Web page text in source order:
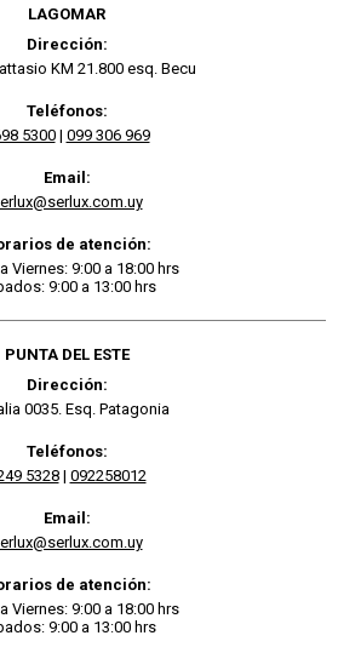
LAGOMAR
Dirección:
KM 21.800 esq. Becu
Teléfonos:
5300| 099 306 969
Email:
de atención:
Viernes: 9:00 a 18:00 hrs
9:00 a 13:00 hrs
PUNTA DEL ESTE
Dirección:
0035. Esq. Patagonia
Teléfonos:
5328| 092258012
Email:
de atención:
Viernes: 9:00 a 18:00 hrs
9:00 a 13:00 hrs